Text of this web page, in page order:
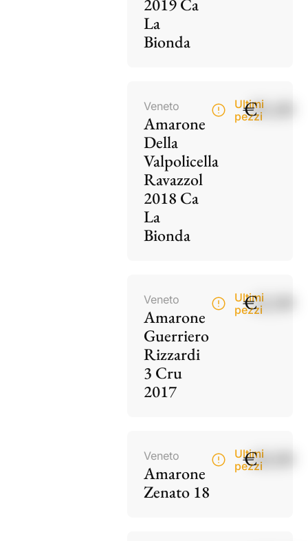
2019 Ca
La
Bionda
Veneto
Amarone
Della
Valpolicella
Ravazzol
2018 Ca
La
Bionda
Ultimi
pezzi
€85,00
Veneto
Amarone
Guerriero
Rizzardi
3 Cru
2017
Ultimi
pezzi
€42,00
Veneto
Amarone
Zenato 18
Ultimi
pezzi
€60,00